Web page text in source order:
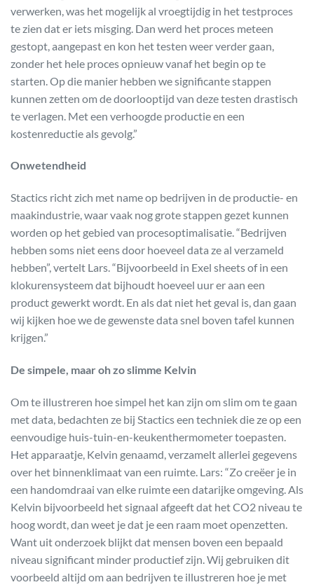
verwerken, was het mogelijk al vroegtijdig in het testproces
te zien dat er iets misging. Dan werd het proces meteen
gestopt, aangepast en kon het testen weer verder gaan,
zonder het hele proces opnieuw vanaf het begin op te
starten. Op die manier hebben we significante stappen
kunnen zetten om de doorlooptijd van deze testen drastisch
te verlagen. Met een verhoogde productie en een
kostenreductie als gevolg.”
Onwetendheid
Stactics richt zich met name op bedrijven in de productie- en
maakindustrie, waar vaak nog grote stappen gezet kunnen
worden op het gebied van procesoptimalisatie. “Bedrijven
hebben soms niet eens door hoeveel data ze al verzameld
hebben”, vertelt Lars. “Bijvoorbeeld in Exel sheets of in een
klokurensysteem dat bijhoudt hoeveel uur er aan een
product gewerkt wordt. En als dat niet het geval is, dan gaan
wij kijken hoe we de gewenste data snel boven tafel kunnen
krijgen.”
De simpele, maar oh zo slimme Kelvin
Om te illustreren hoe simpel het kan zijn om slim om te gaan
met data, bedachten ze bij Stactics een techniek die ze op een
eenvoudige huis-tuin-en-keukenthermometer toepasten.
Het apparaatje, Kelvin genaamd, verzamelt allerlei gegevens
over het binnenklimaat van een ruimte. Lars: “Zo creëer je in
een handomdraai van elke ruimte een datarijke omgeving. Als
Kelvin bijvoorbeeld het signaal afgeeft dat het CO2 niveau te
hoog wordt, dan weet je dat je een raam moet openzetten.
Want uit onderzoek blijkt dat mensen boven een bepaald
niveau significant minder productief zijn. Wij gebruiken dit
voorbeeld altijd om aan bedrijven te illustreren hoe je met